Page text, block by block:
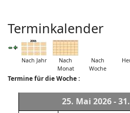
Terminkalender
Nach Jahr
Nach
Monat
Nach
Woche
Termine für die Woche :
25. Mai 2026 -